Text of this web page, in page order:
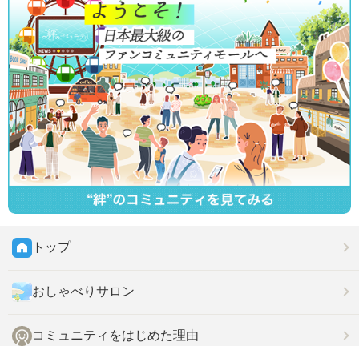
トップ
おしゃべりサロン
コミュニティをはじめた理由